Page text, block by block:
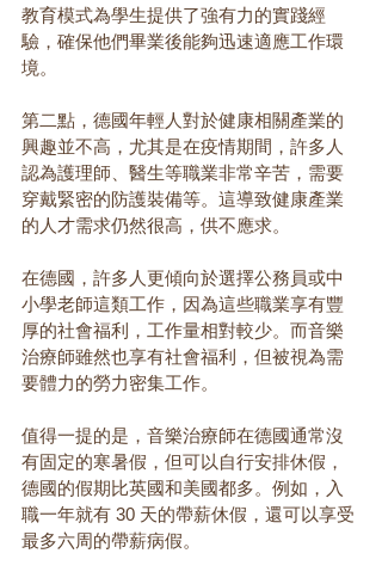
教育模式為學生提供了強有力的實踐經
驗，確保他們畢業後能夠迅速適應工作環
境。
第二點，德國年輕人對於健康相關產業的
興趣並不高，尤其是在疫情期間，許多人
認為護理師、醫生等職業非常辛苦，需要
穿戴緊密的防護裝備等。這導致健康產業
的人才需求仍然很高，供不應求。
在德國，許多人更傾向於選擇公務員或中
小學老師這類工作，因為這些職業享有豐
厚的社會福利，工作量相對較少。而音樂
治療師雖然也享有社會福利，但被視為需
要體力的勞力密集工作。
值得一提的是，音樂治療師在德國通常沒
有固定的寒暑假，但可以自行安排休假，
德國的假期比英國和美國都多。例如，入
職一年就有 30 天的帶薪休假，還可以享受
最多六周的帶薪病假。